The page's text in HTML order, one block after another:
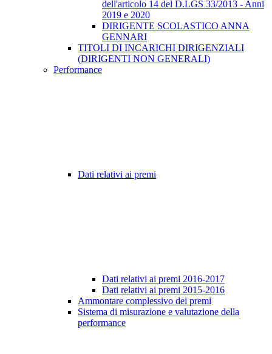
dell'articolo 14 del D.LGS 33/2013 - Anni
2019 e 2020
DIRIGENTE SCOLASTICO ANNA
GENNARI
TITOLI DI INCARICHI DIRIGENZIALI
(DIRIGENTI NON GENERALI)
Performance
Dati relativi ai premi
Dati relativi ai premi 2016-2017
Dati relativi ai premi 2015-2016
Ammontare complessivo dei premi
Sistema di misurazione e valutazione della
performance